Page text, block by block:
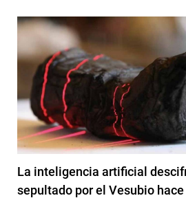
La inteligencia artificial
sepultado por el Vesubio